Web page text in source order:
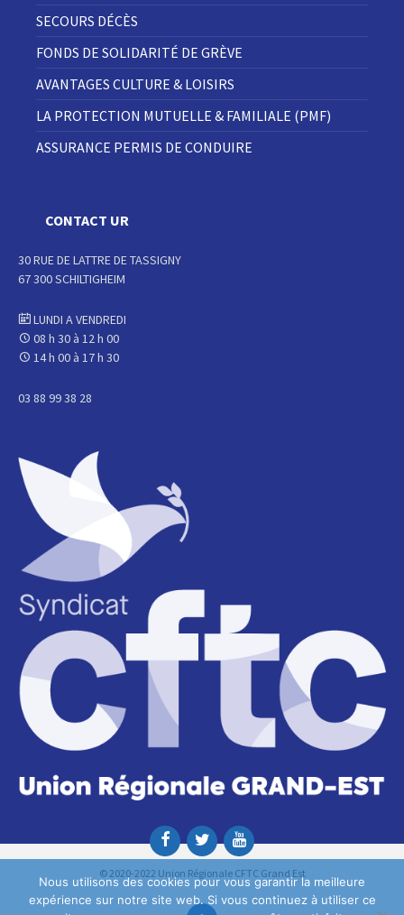
SECOURS DÉCÈS
FONDS DE SOLIDARITÉ DE GRÈVE
AVANTAGES CULTURE & LOISIRS
LA PROTECTION MUTUELLE & FAMILIALE (PMF)
ASSURANCE PERMIS DE CONDUIRE
CONTACT UR
30 RUE DE LATTRE DE TASSIGNY
67 300 SCHILTIGHEIM
LUNDI A VENDREDI
08 h 30 à 12 h 00
14 h 00 à 17 h 30
03 88 99 38 28
© 2020-2022 Union Régionale CFTC Grand Est
Nous utilisons des cookies pour vous garantir la meilleure
expérience sur notre site web. Si vous continuez à utiliser ce